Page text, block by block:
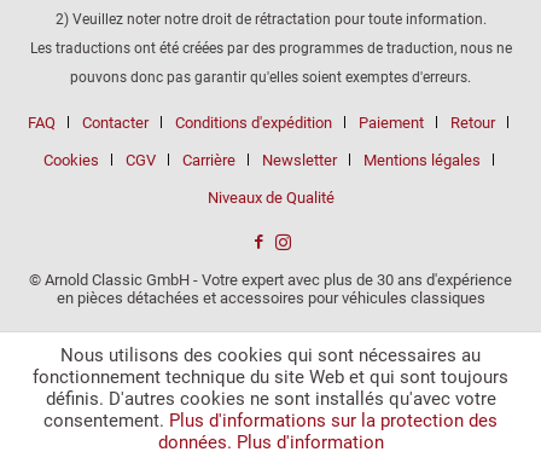
2) Veuillez noter notre droit de rétractation pour toute information.
Les traductions ont été créées par des programmes de traduction, nous ne
pouvons donc pas garantir qu'elles soient exemptes d'erreurs.
FAQ Contacter Conditions d'expédition Paiement Retour
Cookies CGV Carrière Newsletter Mentions légales
Niveaux de Qualité
© Arnold Classic GmbH - Votre expert avec plus de 30 ans d'expérience
en pièces détachées et accessoires pour véhicules classiques
Nous utilisons des cookies qui sont nécessaires au
fonctionnement technique du site Web et qui sont toujours
définis. D'autres cookies ne sont installés qu'avec votre
consentement. Plus d'informations sur la protection des
données. Plus d'information